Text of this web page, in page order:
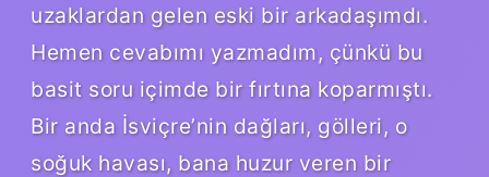
uzaklardan gelen eski bir arkadaşımdı.
Hemen cevabımı yazmadım, çünkü bu
basit soru içimde bir fırtına koparmıştı.
Bir anda İsviçre’nin dağları, gölleri, o
soğuk havası, bana huzur veren bir